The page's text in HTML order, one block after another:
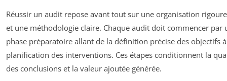
Réussir un audit repose avant tout sur une organisation
et une méthodologie claire. Chaque audit doit commencer par
phase préparatoire allant de la définition précise des objectifs
planification des interventions. Ces étapes conditionnent la
des conclusions et la valeur ajoutée générée.